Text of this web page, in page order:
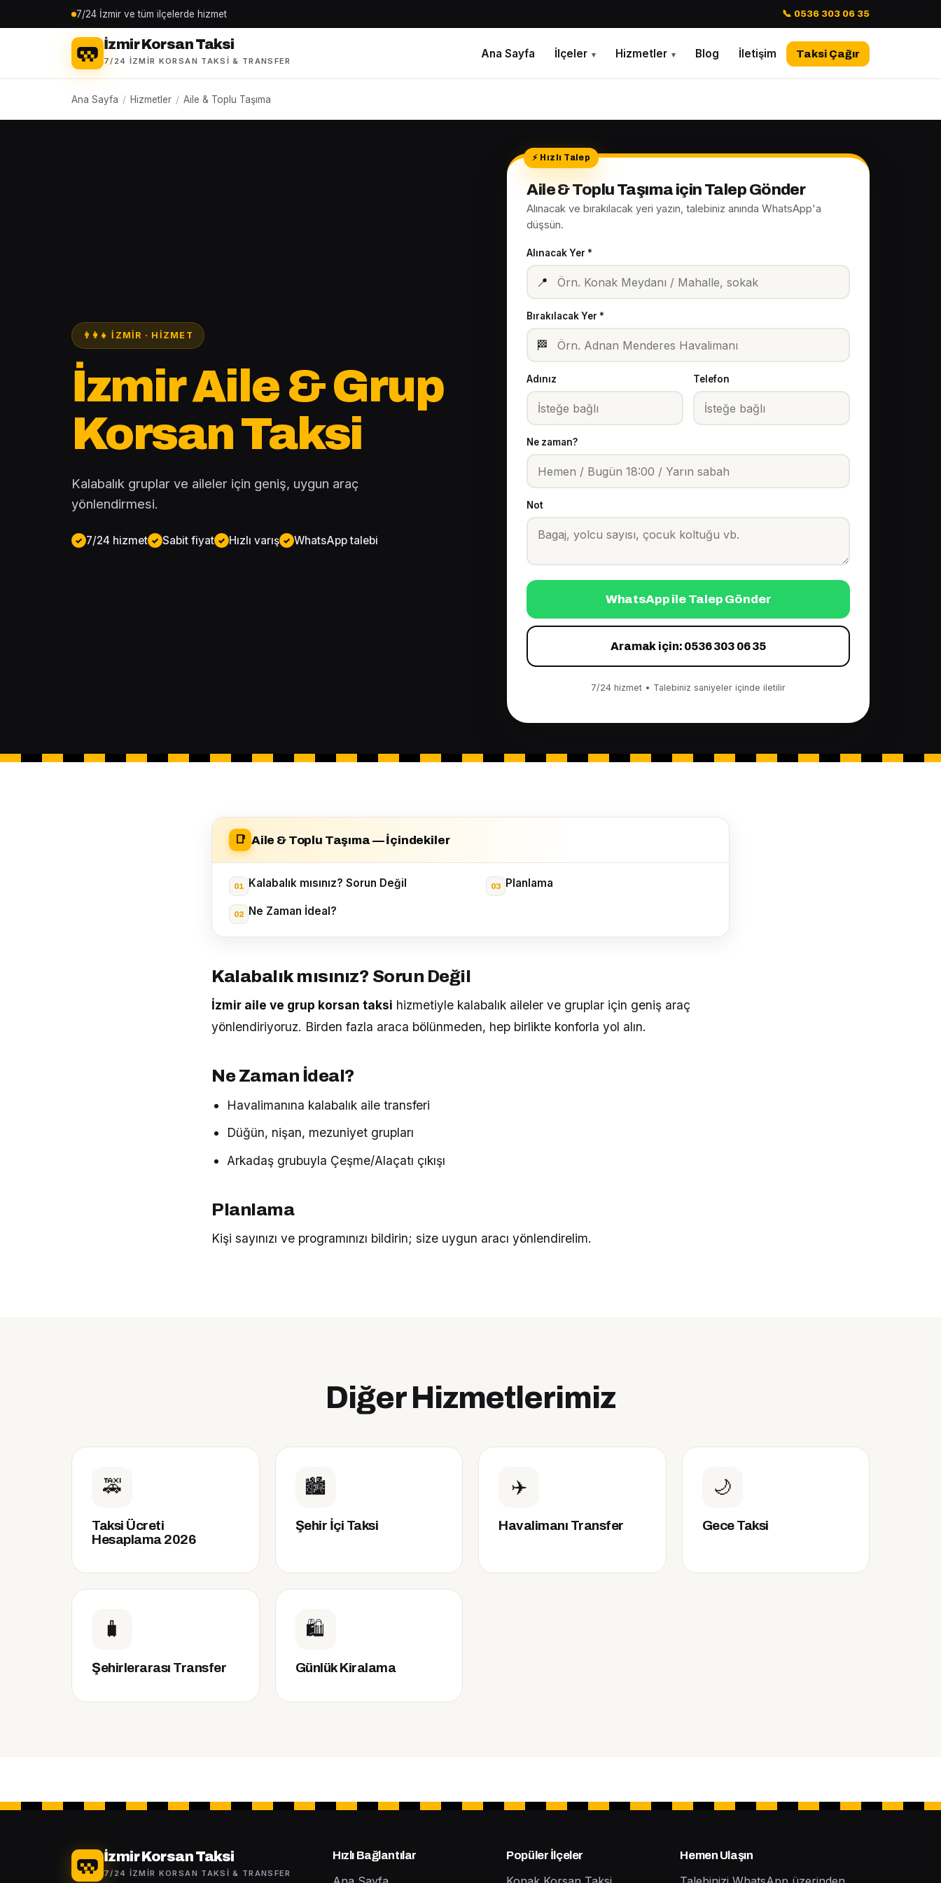
7/24 İzmir ve tüm ilçelerde hizmet 📞 0536 303 06 35
İzmir Korsan Taksi
7/24 İZMIR KORSAN TAKSI & TRANSFER
Ana Sayfa İlçeler ▾ Hizmetler ▾ Blog İletişim Taksi Çağır
Ana Sayfa / Hizmetler / Aile & Toplu Taşıma
👨‍👩‍👧 İZMIR · HIZMET
İzmir Aile & Grup
Korsan Taksi
Kalabalık gruplar ve aileler için geniş, uygun araç
yönlendirmesi.
7/24 hizmet Sabit fiyat Hızlı varış WhatsApp talebi
Aile & Toplu Taşıma için Talep Gönder
Alınacak ve bırakılacak yeri yazın, talebiniz anında WhatsApp'a
düşsün.
Alınacak Yer *
📍
Bırakılacak Yer *
🏁
Adınız Telefon
Ne zaman?
Not
WhatsApp ile Talep Gönder
Aramak için: 0536 303 06 35
7/24 hizmet • Talebiniz saniyeler içinde iletilir
📑 Aile & Toplu Taşıma — İçindekiler
Kalabalık mısınız? Sorun Değil
Ne Zaman İdeal?
Planlama
Kalabalık mısınız? Sorun Değil
İzmir aile ve grup korsan taksi hizmetiyle kalabalık aileler ve gruplar için geniş araç
yönlendiriyoruz. Birden fazla araca bölünmeden, hep birlikte konforla yol alın.
Ne Zaman İdeal?
Havalimanına kalabalık aile transferi
Düğün, nişan, mezuniyet grupları
Arkadaş grubuyla Çeşme/Alaçatı çıkışı
Planlama
Kişi sayınızı ve programınızı bildirin; size uygun aracı yönlendirelim.
Diğer Hizmetlerimiz
🚕
Taksi Ücreti
Hesaplama 2026
🏙️
Şehir İçi Taksi
✈️
Havalimanı Transfer
🌙
Gece Taksi
🧳
Şehirlerarası Transfer
🛍️
Günlük Kiralama
İzmir Korsan Taksi
7/24 İZMIR KORSAN TAKSI & TRANSFER
Hızlı Bağlantılar Popüler İlçeler Hemen Ulaşın